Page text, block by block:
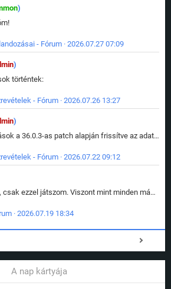
)
- Fórum · 2026.07.27 07:09
)
történtek:
- Fórum · 2026.07.26 13:27
)
Kártya változások a 36.0.3-as patch alapján frissítve az adatbázisban (képek is cserélve).
- Fórum · 2026.07.22 09:12
Amióta bejött, csak ezzel játszom. Viszont mint minden más - akár az alapjáték is, ez is baromira összetett lett. Néha már pár kör után is esélytelen az egész. Vagy irreállisan túltápol valaki, vagy lelép a partner, vagy csak hülye mint a segg. És amikor eljönne az én időm, na akkor jön el mindenki másé is. Engem jobban érdekelne, hogy ki milyen ratingen szokott játszani. Na ez lenne egy érdekes adat.
· 2026.07.19 18:34
A nap kártyája